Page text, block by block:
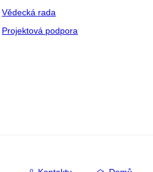
Vědecká rada
Projektová podpora